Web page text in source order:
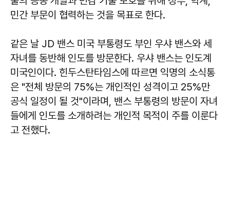
민간 부문이 협력하는 것을 목표로 한다.
같은 날 JD 밴스 미국 부통령도 부인 우샤 밴스와 세
자녀를 동반해 인도를 방문한다. 우샤 밴스는 인도계
미국인이다. 힌두스탄타임스에 따르면 익명의 소식통
은 "전체 방문의 75%는 개인적인 성격이고 25%만
공식 일정이 될 것"이라며, 밴스 부통령의 방문이 자녀
들에게 인도를 소개하려는 개인적 목적이 주를 이룬다
고 전했다.